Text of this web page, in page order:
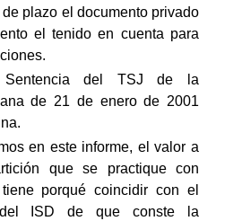
plazo el documento privado
el tenido en cuenta para
Sentencia del TSJ de la
de 21 de enero de 2001
en este informe, el valor a
que se practique con
porqué coincidir con el
ISD de que conste la